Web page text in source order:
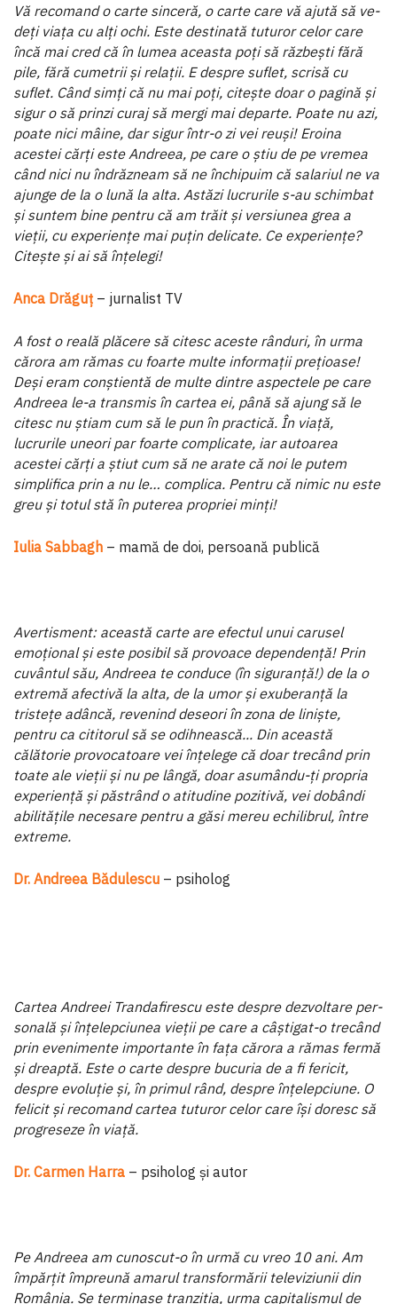
Vă recomand o carte sinceră, o carte care vă ajută să ve­
deți viața cu alți ochi. Este destinată tuturor celor care
încă mai cred că în lumea aceasta poți să răzbești fără
pile, fără cumetrii și relații. E despre suflet, scrisă cu
suflet. Când simți că nu mai poți, citește doar o pagină și
sigur o să prinzi curaj să mergi mai departe. Poate nu azi,
poate nici mâine, dar sigur într-o zi vei reuși! Eroina
acestei cărți este Andreea, pe care o știu de pe vremea
când nici nu îndrăzneam să ne în­chipuim că salariul ne va
ajunge de la o lună la alta. Astăzi lucrurile s-au schimbat
și suntem bine pentru că am trăit și versiunea grea a
vieții, cu experiențe mai puțin delicate. Ce experiențe?
Citește și ai să înțelegi!
Anca Drăguț – jurnalist TV
A fost o reală plăcere să citesc aceste rânduri, în urma
cărora am rămas cu foarte multe informații prețioase!
Deși eram conștientă de multe dintre aspectele pe care
Andreea le-a transmis în cartea ei, până să ajung să le
citesc nu știam cum să le pun în practică. În viață,
lucrurile uneori par foarte complicate, iar autoarea
acestei cărți a știut cum să ne arate că noi le putem
simplifica prin a nu le… complica. Pentru că nimic nu este
greu și totul stă în puterea propriei minți!
Iulia Sabbagh – mamă de doi, persoană publică
Avertisment: această carte are efectul unui carusel
emoțional și este posibil să provoace dependență! Prin
cu­vântul său, Andreea te conduce (în siguranță!) de la o
ex­tremă afectivă la alta, de la umor și exuberanță la
tristețe adâncă, revenind deseori în zona de liniște,
pentru ca ci­titorul să se odihnească... Din această
călătorie provoca­toare vei înțelege că doar trecând prin
toate ale vieții și nu pe lângă, doar asumându-ți propria
experiență și păstrând o atitudine pozitivă, vei dobândi
abilitățile necesare pentru a găsi mereu echilibrul, între
extreme.
Dr. Andreea Bădulescu – psiholog
Cartea Andreei Trandafirescu este despre dezvoltare per­
sonală și înțelepciunea vieții pe care a câștigat-o trecând
prin evenimente importante în fața cărora a rămas fermă
și dreaptă. Este o carte despre bucuria de a fi fericit,
despre evoluție și, în primul rând, despre înțelepciune. O
felicit și recomand cartea tuturor celor care își doresc să
progreseze în viață.
Dr. Carmen Harra – psiholog și autor
Pe Andreea am cunoscut-o în urmă cu vreo 10 ani. Am
împărțit împreună amarul transformării televiziunii din
România. Se terminase tranziția, urma capitalismul de